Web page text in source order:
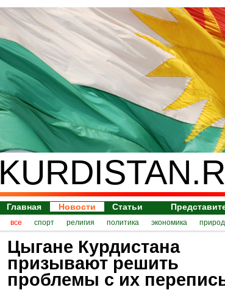
Главная Новости Статьи
все спорт религия политика экономика
Цыгане Курдистана
призывают решить
проблемы с их